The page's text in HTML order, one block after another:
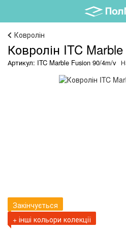
Ковролін
Ковролін ITC
Артикул: ITC Marble Fusion 90/4m/v
Закінчується
+ інші кольори колекції